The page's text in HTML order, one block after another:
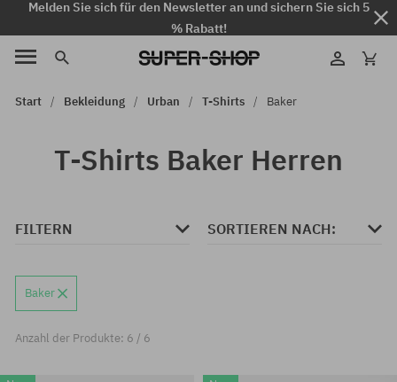
Melden Sie sich für den Newsletter an und sichern Sie sich 5
% Rabatt!
Start Bekleidung Urban T-Shirts Baker
T-Shirts Baker Herren
FILTERN SORTIEREN NACH:
Baker
Anzahl der Produkte: 6 / 6